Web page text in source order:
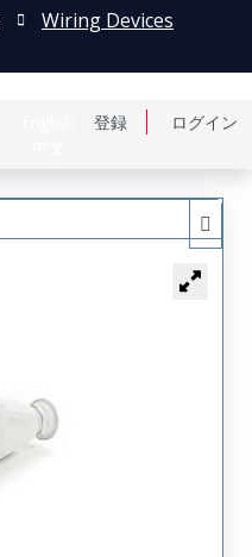
登録 ログイン
Wiring Devices